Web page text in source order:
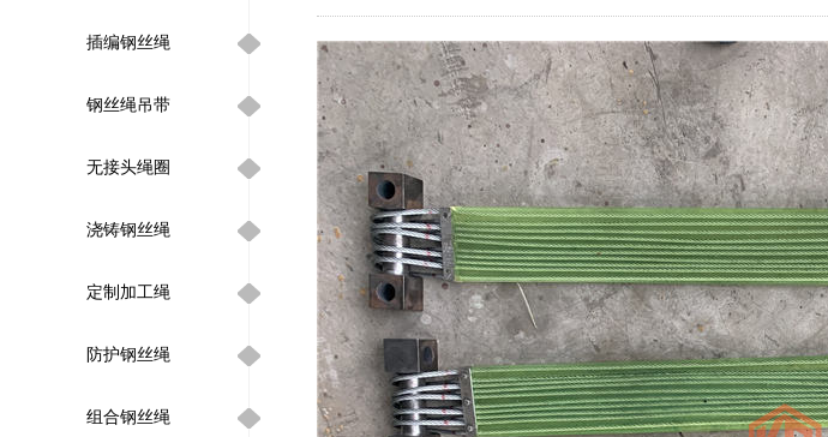
插编钢丝绳
钢丝绳吊带
无接头绳圈
浇铸钢丝绳
定制加工绳
防护钢丝绳
组合钢丝绳